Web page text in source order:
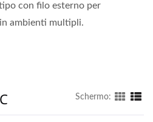
con filo esterno per
ambienti multipli.
Schermo: